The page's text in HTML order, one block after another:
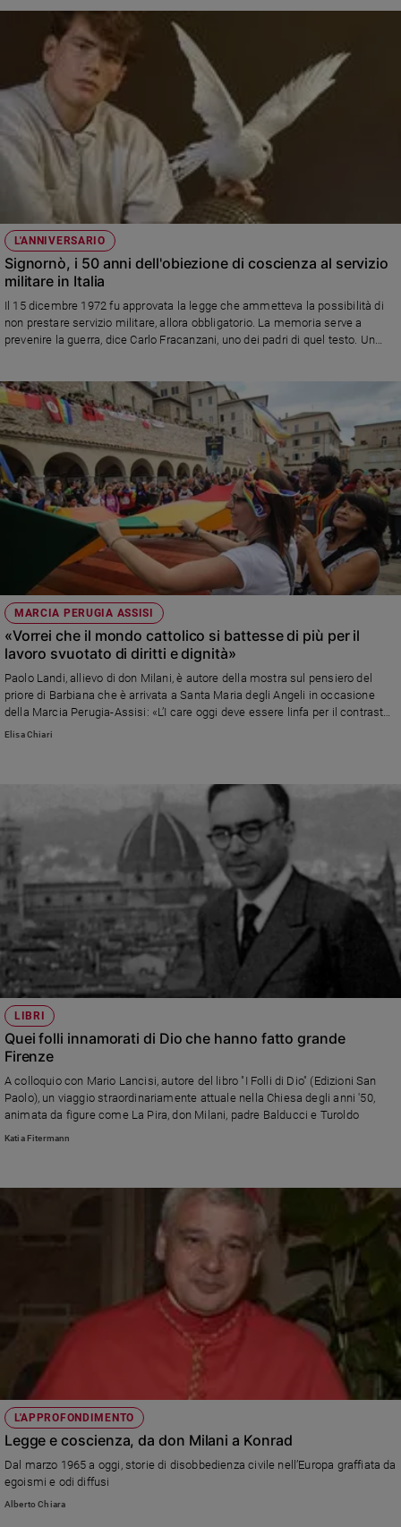
Aziende
valore
Caso
della
settimana
Migranti
inclusione
Costume
Cultura
e
spettacoli
Sanremo
Cinema,
Tv
e
streaming
Libri
Musica
Arte
educazione
Genitori
e
figli
Nonni
Coppia
e
Riflessioni
Foto
Video
Privacy
Chi
Registrati
Redazione
Social
L'ANNIVERSARIO
Signornò, i 50 anni dell'obiezione di coscienza al servizio
militare in Italia
Il 15 dicembre 1972 fu approvata la legge che ammetteva la possibilità di
non prestare servizio militare, allora obbligatorio. La memoria serve a
prevenire la guerra, dice Carlo Fracanzani, uno dei padri di quel testo. Un
MARCIA PERUGIA ASSISI
«Vorrei che il mondo cattolico si battesse di più per il
lavoro svuotato di diritti e dignità»
Paolo Landi, allievo di don Milani, è autore della mostra sul pensiero del
priore di Barbiana che è arrivata a Santa Maria degli Angeli in occasione
della Marcia Perugia-Assisi: «L’I care oggi deve essere linfa per il contrasto
alle diseguaglianze nel lavoro e nell’istruzione. Mi piacerebbe che non ci
Elisa Chiari
LIBRI
Quei folli innamorati di Dio che hanno fatto grande
Firenze
A colloquio con Mario Lancisi, autore del libro "I Folli di Dio" (Edizioni San
Paolo), un viaggio straordinariamente attuale nella Chiesa degli anni '50,
animata da figure come La Pira, don Milani, padre Balducci e Turoldo
Katia Fitermann
L'APPROFONDIMENTO
Legge e coscienza, da don Milani a Konrad
Dal marzo 1965 a oggi, storie di disobbedienza civile nell’Europa graffiata da
egoismi e odi diffusi
Alberto Chiara